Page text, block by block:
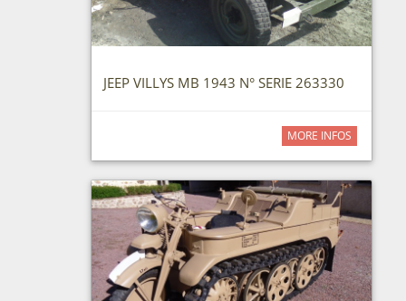
JEEP VILLYS MB 1943 N° SERIE 263330
MORE INFOS